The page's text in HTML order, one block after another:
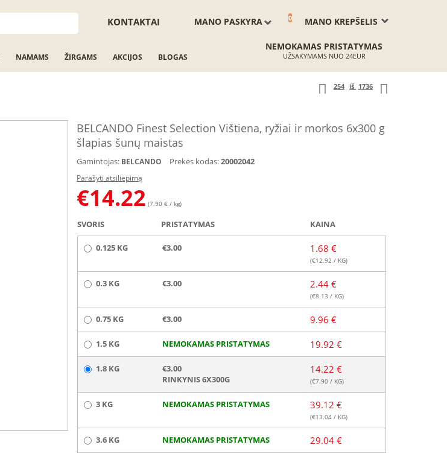
MANO KREPŠELIS
0
MANO PASKYRA
KONTAKTAI
NAMAMS ŽIRGAMS AKCIJOS BLOGAS
NEMOKAMAS PRISTATYMAS
UŽSAKYMAMS NUO 24EUR
254 iš 1736
BELCANDO Finest Selection Vištiena, ryžiai ir morkos 6x300 g
šlapias šunų maistas
Gamintojas: BELCANDO Prekės kodas:20002042
Parašyti atsiliepimą
€14.22 (7.90 € / kg)
SVORIS PRISTATYMAS KAINA
0.125 KG €3.00 1.68 €
(€12.92 / KG)
0.3 KG €3.00 2.44 €
(€8.13 / KG)
0.75 KG €3.00 9.96 €
1.5 KG NEMOKAMAS PRISTATYMAS 19.92 €
1.8 KG
€3.00
RINKYNIS 6X300G
14.22 €
(€7.90/ KG)
3 KG NEMOKAMAS PRISTATYMAS 39.12 €
(€13.04/ KG)
3.6 KG NEMOKAMAS PRISTATYMAS 29.04 €